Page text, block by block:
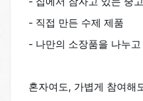
- 직접 만든 수제 제품
- 나만의 소장품을 나누
혼자여도, 가볍게 참여해